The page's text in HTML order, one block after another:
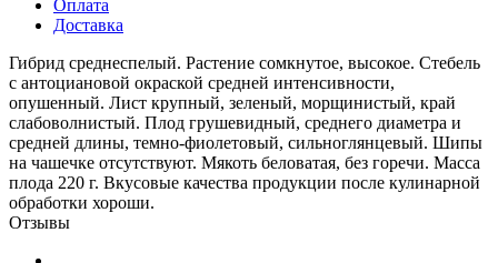
Оплата
Доставка
Гибрид среднеспелый. Растение сомкнутое, высокое. Стебель
с антоциановой окраской средней интенсивности,
опушенный. Лист крупный, зеленый, морщинистый, край
слабоволнистый. Плод грушевидный, среднего диаметра и
средней длины, темно-фиолетовый, сильноглянцевый. Шипы
на чашечке отсутствуют. Мякоть беловатая, без горечи. Масса
плода 220 г. Вкусовые качества продукции после кулинарной
обработки хороши.
Отзывы